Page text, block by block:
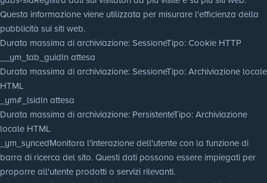
Questa informazione viene utilizzata per misurare l'efficienza della
pubblicità sui siti web.
Durata massima di archiviazione: SessioneTipo: Cookie HTTP
__ym_tab_guidIn attesa
Durata massima di archiviazione: SessioneTipo: Archiviazione locale
HTML
_ym#_lsidIn attesa
Durata massima di archiviazione: PersistenteTipo: Archiviazione
locale HTML
_ym_syncedMonitora l'interazione dell'utente con la funzione di
barra di ricerca del sito. Questi dati possono essere impiegati per
proporre all'utente prodotti o servizi rilevanti.